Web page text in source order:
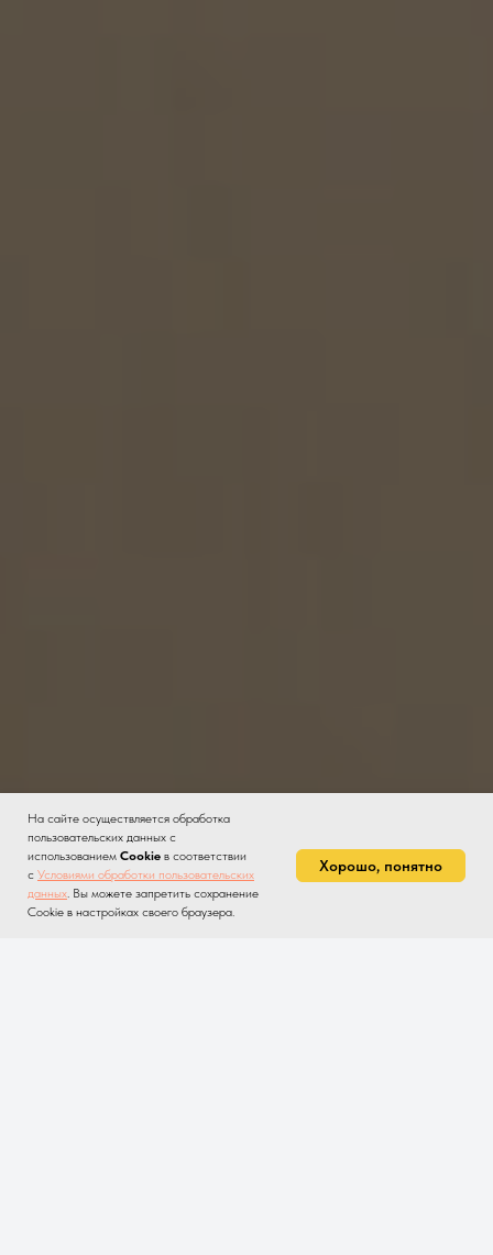
На сайте осуществляется обработка
пользовательских данных с
использованием Cookie в соответствии
с Условиями обработки пользовательских
данных. Вы можете запретить сохранение
Cookie в настройках своего браузера.
Хорошо, понятно